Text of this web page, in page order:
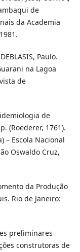
de
da Academia
Paulo.
na Lagoa
de
de
(Roederer, 1761).
– Escola Nacional
Oswaldo Cruz,
da Produção
Rio de Janeiro:
preliminares
construtoras de